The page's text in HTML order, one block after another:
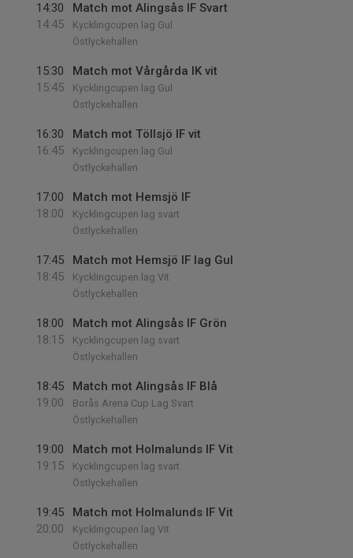
14:30
14:45
Match mot Alingsås IF Svart
Kycklingcupen lag Gul
Östlyckehallen
15:30
15:45
Match mot Vårgårda IK vit
Kycklingcupen lag Gul
Östlyckehallen
16:30
16:45
Match mot Töllsjö IF vit
Kycklingcupen lag Gul
Östlyckehallen
17:00
18:00
Match mot Hemsjö IF
Kycklingcupen lag svart
Östlyckehallen
17:45
18:45
Match mot Hemsjö IF lag Gul
Kycklingcupen lag Vit
Östlyckehallen
18:00
18:15
Match mot Alingsås IF Grön
Kycklingcupen lag svart
Östlyckehallen
18:45
19:00
Match mot Alingsås IF Blå
Borås Arena Cup Lag Svart
Östlyckehallen
19:00
19:15
Match mot Holmalunds IF Vit
Kycklingcupen lag svart
Östlyckehallen
19:45
20:00
Match mot Holmalunds IF Vit
Kycklingcupen lag Vit
Östlyckehallen